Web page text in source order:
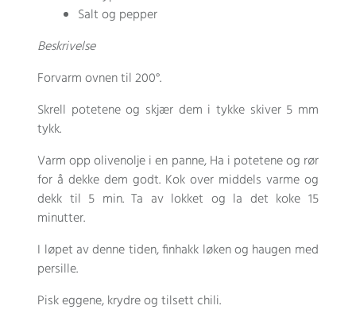
Salt og pepper
Beskrivelse
Forvarm ovnen til 200°.
Skrell potetene og skjær dem i tykke skiver 5 mm
tykk.
Varm opp olivenolje i en panne, Ha i potetene og rør
for å dekke dem godt. Kok over middels varme og
dekk til 5 min. Ta av lokket og la det koke 15
minutter.
I løpet av denne tiden, finhakk løken og haugen med
persille.
Pisk eggene, krydre og tilsett chili.